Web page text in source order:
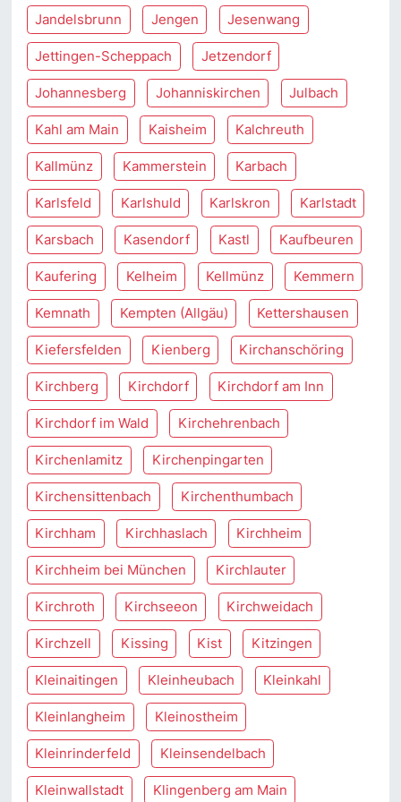
Jandelsbrunn Jengen Jesenwang
Jettingen-Scheppach Jetzendorf
Johannesberg Johanniskirchen Julbach
Kahl am Main Kaisheim Kalchreuth
Kallmünz Kammerstein Karbach
Karlsfeld Karlshuld Karlskron Karlstadt
Karsbach Kasendorf Kastl Kaufbeuren
Kaufering Kelheim Kellmünz Kemmern
Kemnath Kempten (Allgäu) Kettershausen
Kiefersfelden Kienberg Kirchanschöring
Kirchberg Kirchdorf Kirchdorf am Inn
Kirchdorf im Wald Kirchehrenbach
Kirchenlamitz Kirchenpingarten
Kirchensittenbach Kirchenthumbach
Kirchham Kirchhaslach Kirchheim
Kirchheim bei München Kirchlauter
Kirchroth Kirchseeon Kirchweidach
Kirchzell Kissing Kist Kitzingen
Kleinaitingen Kleinheubach Kleinkahl
Kleinlangheim Kleinostheim
Kleinrinderfeld Kleinsendelbach
Kleinwallstadt Klingenberg am Main